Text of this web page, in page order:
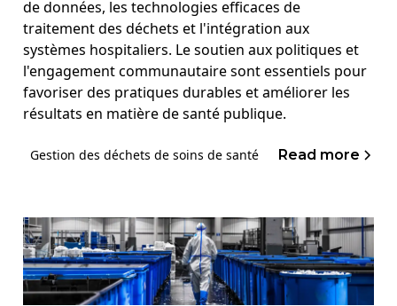
de données, les technologies efficaces de
traitement des déchets et l'intégration aux
systèmes hospitaliers. Le soutien aux politiques et
l'engagement communautaire sont essentiels pour
favoriser des pratiques durables et améliorer les
résultats en matière de santé publique.
Gestion des déchets de soins de santé Read more